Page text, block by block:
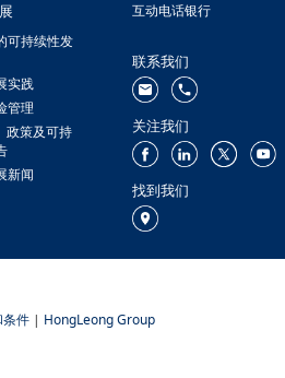
可持续性发
实践
管理
政策及可持
新闻
互动电话银行
联系我们
关注我们
找到我们
条件 | HongLeong Group